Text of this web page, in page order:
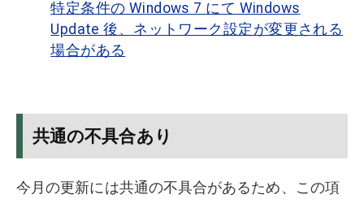
特定条件の Windows 7 にて Windows
Update 後、ネットワーク設定が変更される
場合がある
共通の不具合あり
今月の更新には共通の不具合があるため、この項